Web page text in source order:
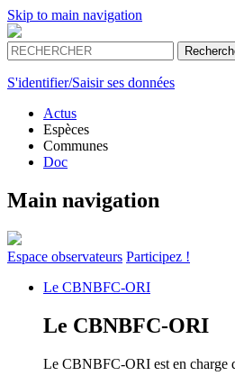
Skip to main navigation
S'identifier/Saisir ses données
Actus
Espèces
Communes
Doc
Main navigation
Espace observateurs Participez !
Le CBNBFC-ORI
Le CBNBFC-ORI
Le CBNBFC-ORI est en charge